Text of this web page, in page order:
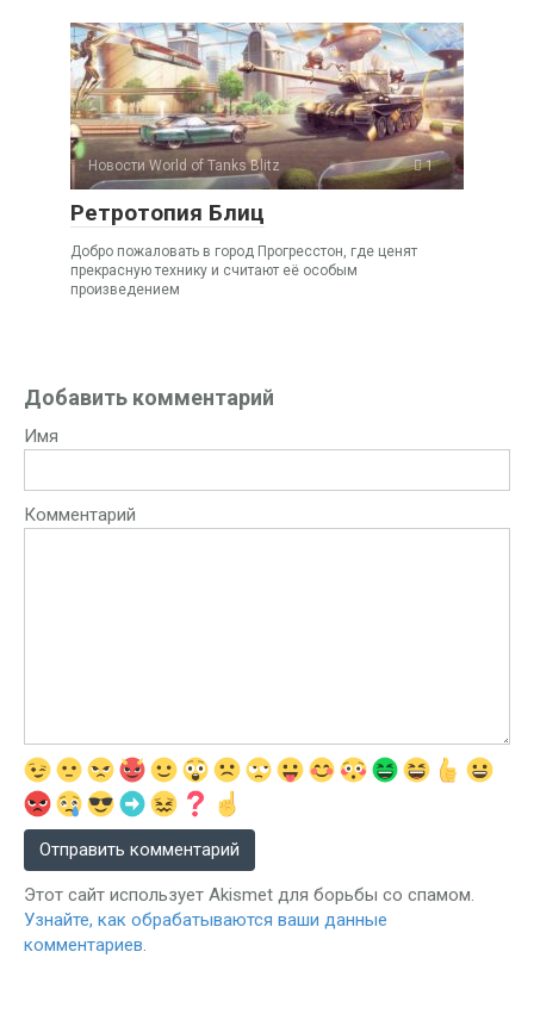
Новости World of Tanks Blitz 1
Ретротопия Блиц
Добро пожаловать в город Прогресстон, где ценят
прекрасную технику и считают её особым
произведением
Добавить комментарий
Имя
Комментарий
Этот сайт использует Akismet для борьбы со спамом.
Узнайте, как обрабатываются ваши данные
комментариев.